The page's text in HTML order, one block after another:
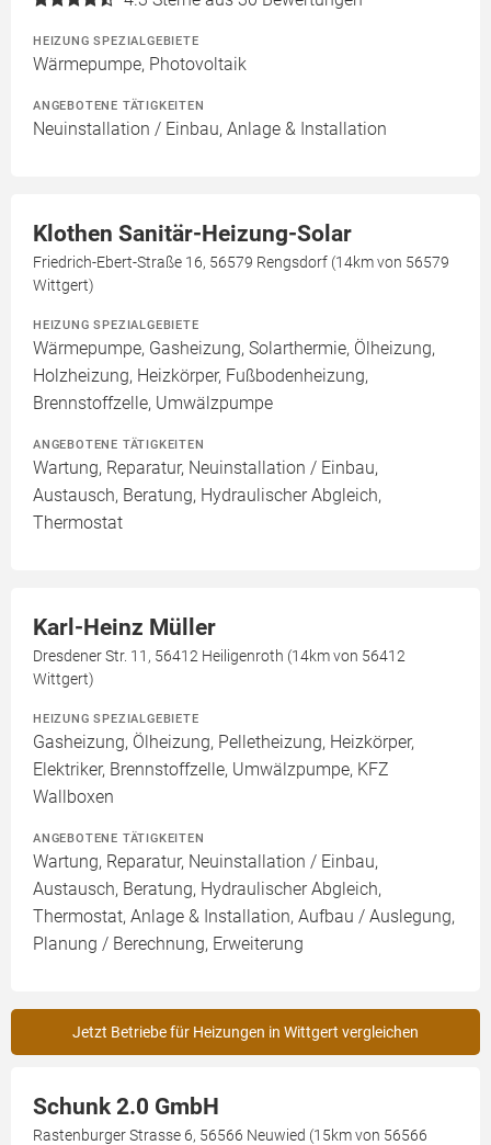
HEIZUNG SPEZIALGEBIETE
Wärmepumpe, Photovoltaik
ANGEBOTENE TÄTIGKEITEN
Neuinstallation / Einbau, Anlage & Installation
Klothen Sanitär-Heizung-Solar
Friedrich-Ebert-Straße 16, 56579 Rengsdorf (14km von 56579
Wittgert)
HEIZUNG SPEZIALGEBIETE
Wärmepumpe, Gasheizung, Solarthermie, Ölheizung,
Holzheizung, Heizkörper, Fußbodenheizung,
Brennstoffzelle, Umwälzpumpe
ANGEBOTENE TÄTIGKEITEN
Wartung, Reparatur, Neuinstallation / Einbau,
Austausch, Beratung, Hydraulischer Abgleich,
Thermostat
Karl-Heinz Müller
Dresdener Str. 11, 56412 Heiligenroth (14km von 56412
Wittgert)
HEIZUNG SPEZIALGEBIETE
Gasheizung, Ölheizung, Pelletheizung, Heizkörper,
Elektriker, Brennstoffzelle, Umwälzpumpe, KFZ
Wallboxen
ANGEBOTENE TÄTIGKEITEN
Wartung, Reparatur, Neuinstallation / Einbau,
Austausch, Beratung, Hydraulischer Abgleich,
Thermostat, Anlage & Installation, Aufbau / Auslegung,
Planung / Berechnung, Erweiterung
Jetzt Betriebe für Heizungen in Wittgert vergleichen
Schunk 2.0 GmbH
Rastenburger Strasse 6, 56566 Neuwied (15km von 56566